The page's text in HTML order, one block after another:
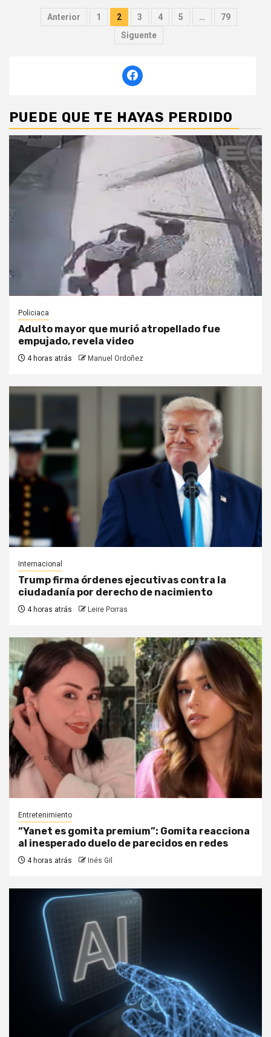
Paginación
Anterior 1 2 3 4 5 …
79
Siguente
PUEDE QUE TE HAYAS PERDIDO
Policiaca
Adulto mayor que murió atropellado fue
empujado, revela video
4 horas atrás Manuel Ordoñez
Internacional
Trump firma órdenes ejecutivas contra la
ciudadanía por derecho de nacimiento
4 horas atrás Leire Porras
Entretenimiento
“Yanet es gomita premium”: Gomita reacciona
al inesperado duelo de parecidos en redes
4 horas atrás Inés Gil